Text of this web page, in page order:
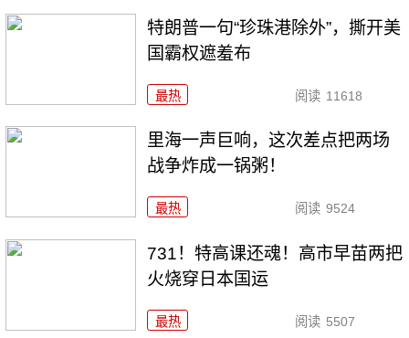
特朗普一句“珍珠港除外”，撕开美
国霸权遮羞布
最热 阅读 11618
里海一声巨响，这次差点把两场
战争炸成一锅粥！
最热 阅读 9524
731！特高课还魂！高市早苗两把
火烧穿日本国运
最热 阅读 5507